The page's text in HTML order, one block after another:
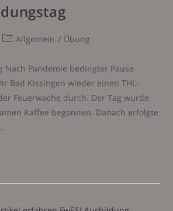
Beitrags-
Allgemein / Übung
Nach Pandemie bedingter Pause
Bad Kissingen wieder einen THL-
Feuerwache durch. Der Tag wurde
Kaffee begonnen. Danach erfolgte